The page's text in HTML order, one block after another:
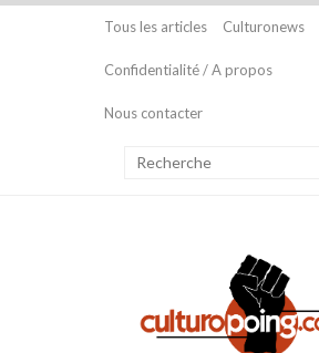
Tous les articles Culturonews
Confidentialité / A propos
Nous contacter